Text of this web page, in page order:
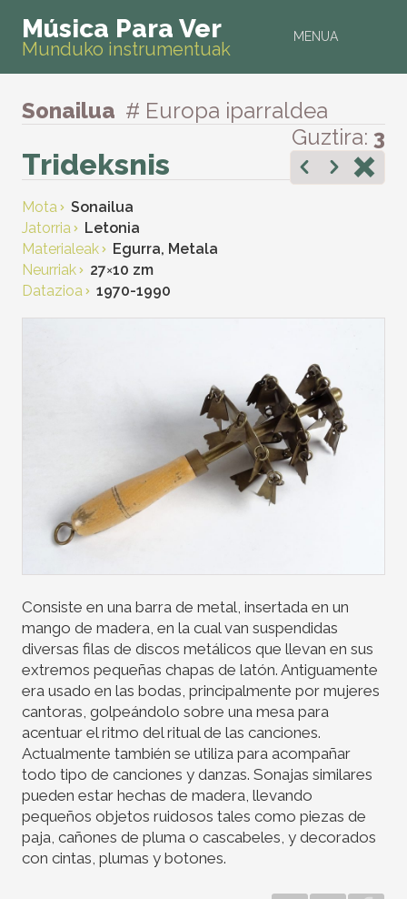
MENUA
Música Para Ver
Munduko instrumentuak
Sonailua # Europa iparraldea
Guztira: 3
Trideksnis
Mota
Sonailua
Jatorria
Letonia
Materialeak
Egurra, Metala
Neurriak
27×10 zm
Datazioa
1970-1990
Consiste en una barra de metal, insertada en un
mango de madera, en la cual van suspendidas
diversas filas de discos metálicos que llevan en sus
extremos pequeñas chapas de latón. Antiguamente
era usado en las bodas, principalmente por mujeres
cantoras, golpeándolo sobre una mesa para
acentuar el ritmo del ritual de las canciones.
Actualmente también se utiliza para acompañar
todo tipo de canciones y danzas. Sonajas similares
pueden estar hechas de madera, llevando
pequeños objetos ruidosos tales como piezas de
paja, cañones de pluma o cascabeles, y decorados
con cintas, plumas y botones.